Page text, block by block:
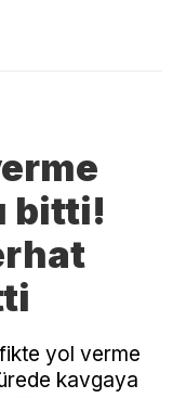
bitti!
yol verme
kavgaya